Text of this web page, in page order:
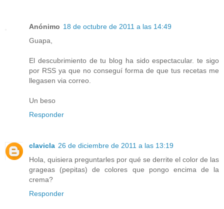
Anónimo 18 de octubre de 2011 a las 14:49
Guapa,
El descubrimiento de tu blog ha sido espectacular. te sigo
por RSS ya que no conseguí forma de que tus recetas me
llegasen via correo.
Un beso
Responder
clavicla 26 de diciembre de 2011 a las 13:19
Hola, quisiera preguntarles por qué se derrite el color de las
grageas (pepitas) de colores que pongo encima de la
crema?
Responder